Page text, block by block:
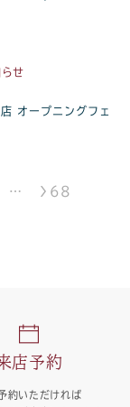
せ
オープニングフェ
… 68
店予約
約いただければ